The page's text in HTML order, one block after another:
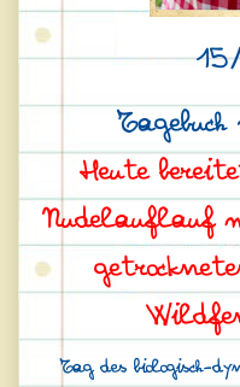
Heute
Nudelauflauf
Tag des biologisch-